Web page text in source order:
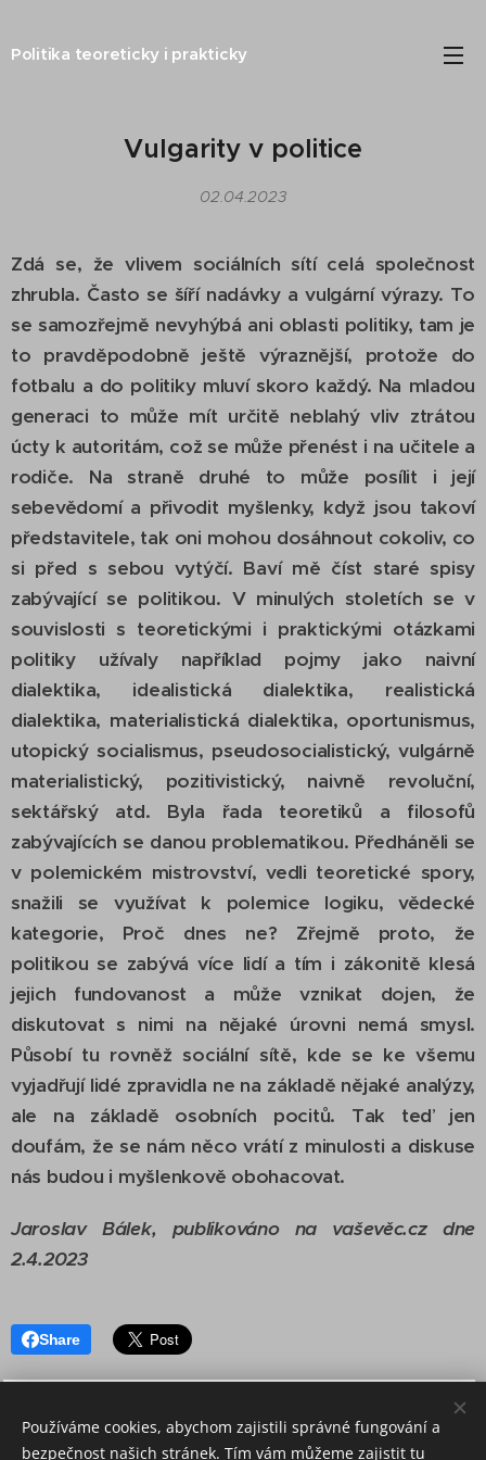
Politika teoreticky i prakticky
Vulgarity v politice
02.04.2023
Zdá se, že vlivem sociálních sítí celá společnost
zhrubla. Často se šíří nadávky a vulgární výrazy. To
se samozřejmě nevyhýbá ani oblasti politiky, tam je
to pravděpodobně ještě výraznější, protože do
fotbalu a do politiky mluví skoro každý. Na mladou
generaci to může mít určitě neblahý vliv ztrátou
úcty k autoritám, což se může přenést i na učitele a
rodiče. Na straně druhé to může posílit i její
sebevědomí a přivodit myšlenky, když jsou takoví
představitele, tak oni mohou dosáhnout cokoliv, co
si před s sebou vytýčí. Baví mě číst staré spisy
zabývající se politikou. V minulých stoletích se v
souvislosti s teoretickými i praktickými otázkami
politiky užívaly například pojmy jako naivní
dialektika, idealistická dialektika, realistická
dialektika, materialistická dialektika, oportunismus,
utopický socialismus, pseudosocialistický, vulgárně
materialistický, pozitivistický, naivně revoluční,
sektářský atd. Byla řada teoretiků a filosofů
zabývajících se danou problematikou. Předháněli se
v polemickém mistrovství, vedli teoretické spory,
snažili se využívat k polemice logiku, vědecké
kategorie, Proč dnes ne? Zřejmě proto, že
politikou se zabývá více lidí a tím i zákonitě klesá
jejich fundovanost a může vznikat dojen, že
diskutovat s nimi na nějaké úrovni nemá smysl.
Působí tu rovněž sociální sítě, kde se ke všemu
vyjadřují lidé zpravidla ne na základě nějaké analýzy,
ale na základě osobních pocitů. Tak teď jen
doufám, že se nám něco vrátí z minulosti a diskuse
nás budou i myšlenkově obohacovat.
Jaroslav Bálek, publikováno na vaševěc.cz dne
2.4.2023
Share
Používáme cookies, abychom zajistili správné fungování a
bezpečnost našich stránek. Tím vám můžeme zajistit tu